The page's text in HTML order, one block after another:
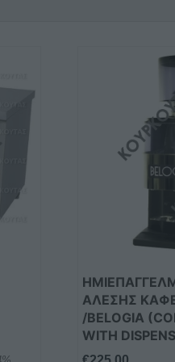
ΑΛΕΣΗΣ ΚΑΦΕ
/BELOGIA
WITH